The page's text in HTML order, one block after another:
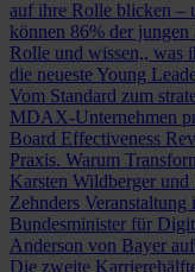
auf ihre Rolle blicken –
können 86% der
Rolle und wissen,, was
die neueste Young
Vom Standard zum
MDAX-Unternehmen
Board Effectiveness
Praxis. Warum
Karsten Wildberger
Zehnders
Bundesminister für
Anderson von Bayer
Die zweite